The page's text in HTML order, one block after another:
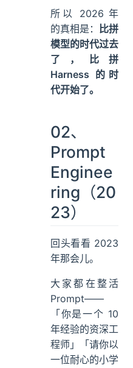
所以 2026 年
的真相是： 比拼
模型的时代过去
了，比拼
Harness 的时
代开始了。
02、
Prompt
Enginee
ring（20
23）
回头看看 2023
年那会儿。
大家都在整活
Prompt——
「你是一个 10
年经验的资深工
程师」「请你以
一位耐心的小学